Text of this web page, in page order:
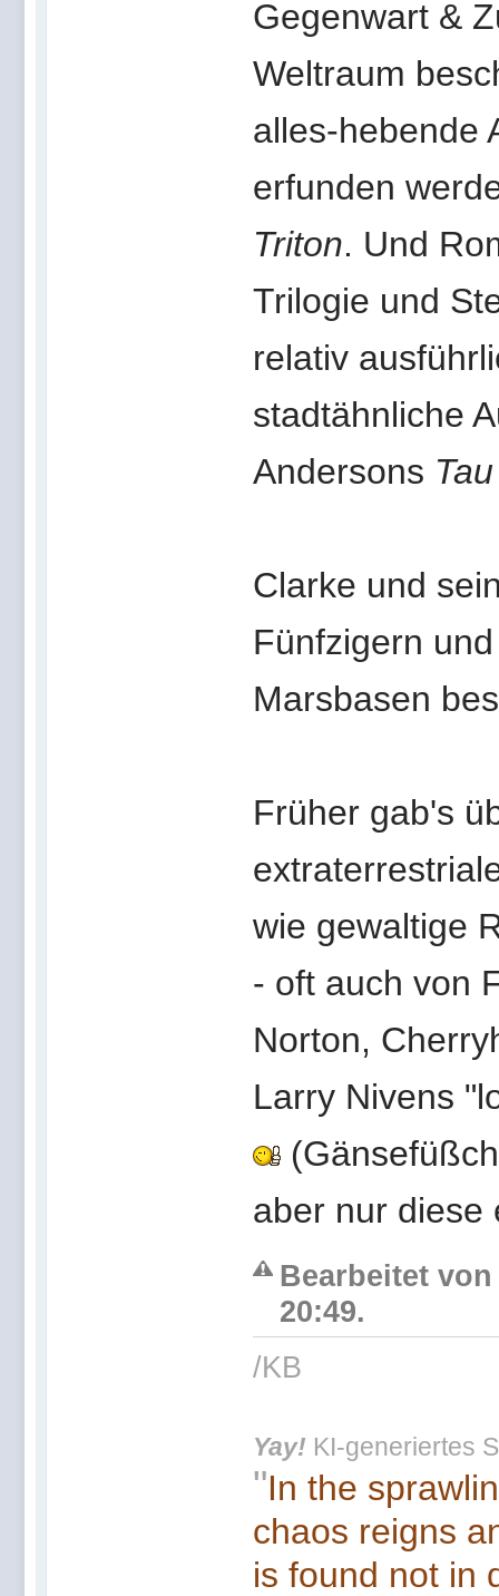
Gegenwart &
Weltraum
alles-hebende
erfunden
Triton. Und
Trilogie und
relativ
stadtähnliche
Andersons
Clarke und
Fünfzigern
Marsbasen
Früher gab's
wie gewaltige
- oft auch von
Norton,
Larry Nivens
aber nur
Bearbeitet
20:49.
/KB
Yay! KI-generiertes
"In the
chaos reigns
is found not in